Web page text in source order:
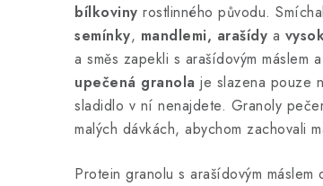
bílkoviny rostlinného původu.
semínky, mandlemi, arašídy a
a směs zapekli s arašídovým máslem
upečená granola je slazena pouze
sladidlo v ní nenajdete. Granoly
malých dávkách, abychom zachovali
Protein granolu s arašídovým